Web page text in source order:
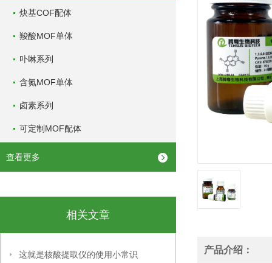
炔基COF配体
羧酸MOF单体
卟啉系列
含氮MOF单体
卤素系列
可定制MOF配体
查看更多
相关文章
这就是核酸提取仪的使用小常识 产品介绍：